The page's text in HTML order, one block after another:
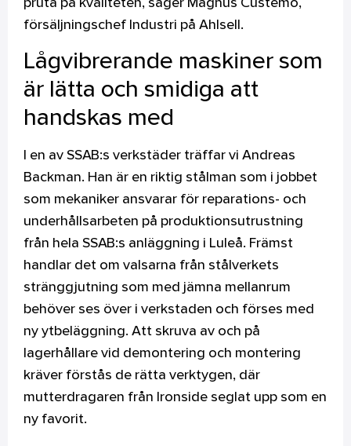
pruta på kvaliteten, säger Magnus Custemo,
försäljningschef Industri på Ahlsell.
Lågvibrerande maskiner som
är lätta och smidiga att
handskas med
I en av SSAB:s verkstäder träffar vi Andreas
Backman. Han är en riktig stålman som i jobbet
som mekaniker ansvarar för reparations- och
underhållsarbeten på produktionsutrustning
från hela SSAB:s anläggning i Luleå. Främst
handlar det om valsarna från stålverkets
stränggjutning som med jämna mellanrum
behöver ses över i verkstaden och förses med
ny ytbeläggning. Att skruva av och på
lagerhållare vid demontering och montering
kräver förstås de rätta verktygen, där
mutterdragaren från Ironside seglat upp som en
ny favorit.